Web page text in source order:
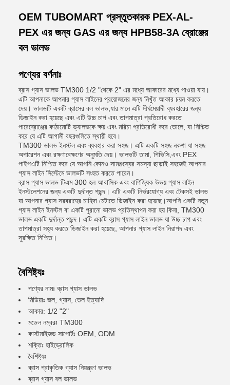
OEM TUBOMART প্রস্তুতকারক PEX-AL-
PEX এর জন্য GAS এর জন্য HPB58-3A ব্রোঞ্জের
বল ভালভ
পণ্যের বর্ণনাঃ
ব্রাস গ্যাস ভালভ TM300 1/2 "থেকে 2" এর মধ্যে আকারের মধ্যে পাওয়া যায়।
এটি আপনাকে আপনার গ্যাস লাইনের প্রয়োজনের জন্য নিখুঁত আকার চয়ন করতে
দেয়। ভালভটি একটি ব্রাসের বল ভালভ,যার মানে এটি দীর্ঘমেয়াদী ব্যবহারের জন্য
ডিজাইন করা হয়েছে এবং এটি উচ্চ চাপ এবং তাপমাত্রা প্রতিরোধ করতে
পারেব্রোঞ্জের কাঠামোটি ভ্যালভকে ক্ষয় এবং মরিচা প্রতিরোধী করে তোলে, যা নিশ্চিত
করে যে এটি আগামী বছরগুলিতে স্থায়ী হবে।
TM300 ভালভ ইনস্টল এবং ব্যবহার করা সহজ। এটি একটি সহজ নকশা যা সহজ
অপারেশন এবং রক্ষণাবেক্ষণের অনুমতি দেয়। ভালভটি তামা, পিভিসি,এবং PEX
পাইপএটি নিশ্চিত করে যে আপনি কোনও সামঞ্জস্যের সমস্যা ছাড়াই সহজেই আপনার
গ্যাস লাইন সিস্টেমে ভালভটি সংহত করতে পারেন।
ব্রাস গ্যাস ভালভ টিএম 300 হল আবাসিক এবং বাণিজ্যিক উভয় গ্যাস লাইন
ইনস্টলেশনের জন্য একটি দুর্দান্ত পছন্দ। এটি একটি নির্ভরযোগ্য এবং টেকসই ভালভ
যা আপনার গ্যাস সরবরাহের চাহিদা মেটাতে ডিজাইন করা হয়েছে।আপনি একটি নতুন
গ্যাস লাইন ইনস্টল বা একটি পুরানো ভালভ প্রতিস্থাপন করা হয় কিনা, TM300
ভালভ একটি দুর্দান্ত পছন্দ। এটি একটি ব্রাস গ্যাস লাইন ভালভ যা উচ্চ চাপ এবং
তাপমাত্রা সহ্য করতে ডিজাইন করা হয়েছে, আপনার গ্যাস লাইন নিরাপদ এবং
সুরক্ষিত নিশ্চিত।
বৈশিষ্ট্যঃ
পণ্যের নামঃ ব্রাস গ্যাস ভালভ
মিডিয়াঃ জল, গ্যাস, তেল ইত্যাদি
আকার: 1/2 "2"
মডেল নম্বরঃ TM300
কাস্টমাইজড সাপোর্টঃ OEM, ODM
শক্তিঃ হাইড্রোলিক
বৈশিষ্ট্যঃ
ব্রাস প্রাকৃতিক গ্যাস নিয়ন্ত্রণ ভালভ
ব্রাস গ্যাস বল ভালভ